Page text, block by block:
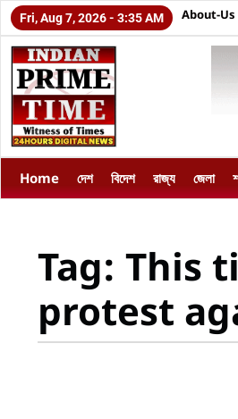
Fri, Aug 7, 2026 - 3:35 AM About-Us
Home দেশ বিদেশ রাজ্য জেলা
Tag: This
protest